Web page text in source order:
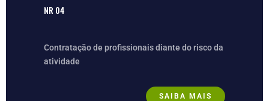
NR 04
Contratação de profissionais diante do risco da
atividade
SAIBA MAIS